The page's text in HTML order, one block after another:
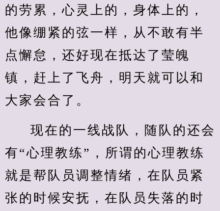
的劳累，心灵上的，身体上的，
他像绷紧的弦一样，从不敢有半
点懈怠，还好现在抵达了莹魄
镇，赶上了飞舟，明天就可以和
大家会合了。
现在的一线战队，随队的还会
有“心理教练”，所谓的心理教练
就是帮队员调整情绪，在队员紧
张的时候安抚，在队员失落的时